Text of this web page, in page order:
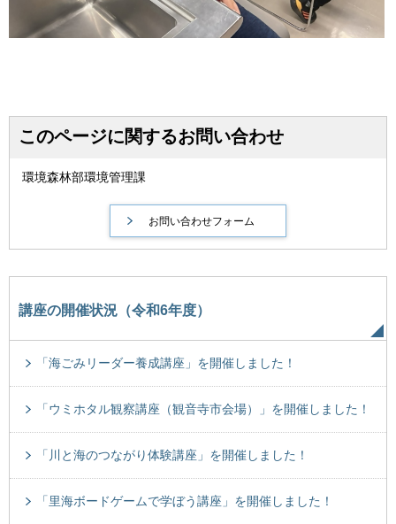
このページに関するお問い合わせ
環境森林部環境管理課
講座の開催状況（令和6年度）
「海ごみリーダー養成講座」を開催しました！
「ウミホタル観察講座（観音寺市会場）」を開催しました！
「川と海のつながり体験講座」を開催しました！
「里海ボードゲームで学ぼう講座」を開催しました！